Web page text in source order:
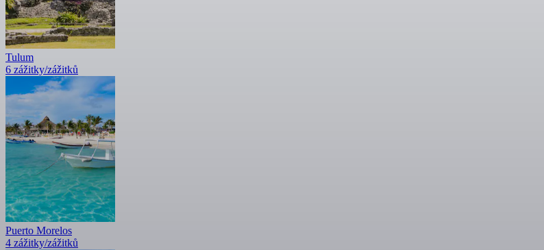
Tulum
6 zážitky/zážitků
Puerto Morelos
4 zážitky/zážitků